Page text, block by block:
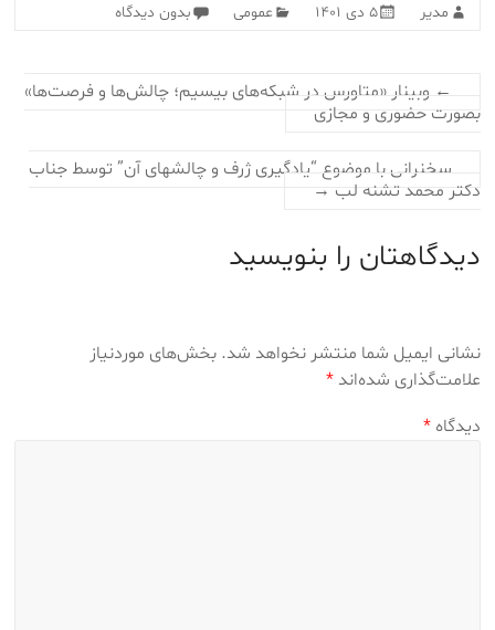
مدیر ۵ دی ۱۴۰۱ عمومی بدون دیدگاه
← وبینار «متاورس در شبکه‌های بیسیم؛ چالش‌ها و فرصت‌ها»
بصورت حضوری و مجازی‎‎
سخنرانی با موضوع “یادگیری ژرف و چالشهای آن” توسط جناب
دکتر محمد تشنه لب →
دیدگاهتان را بنویسید
نشانی ایمیل شما منتشر نخواهد شد. بخش‌های موردنیاز
علامت‌گذاری شده‌اند*
دیدگاه*